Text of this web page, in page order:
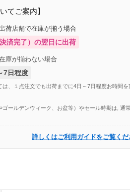
てご案内】
荷店舗で在庫が揃う場合
済完了）の翌日に出荷
庫が揃わない場合
7日程度
、１点注文でも出荷までに4日～7日程度お時間を
ールデンウィーク、お盆等）やセール時期は, 通
詳しくはご利用ガイドをご覧くだ